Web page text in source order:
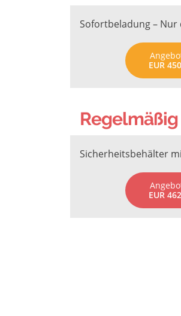
Sofortbeladung – Nur
EUR
Regelmäßig
Sicherheitsbehälter
EUR